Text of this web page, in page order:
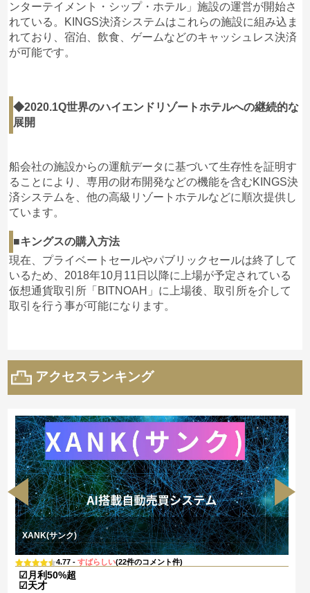
ンターテイメント・シップ・ホテル」施設の運営が開始さ
れている。KINGS決済システムはこれらの施設に組み込ま
れており、宿泊、飲食、ゲームなどのキャッシュレス決済
が可能です。
◆2020.1Q世界のハイエンドリゾートホテルへの継続的な
展開
船会社の施設からの運航データに基づいて生存性を証明す
ることにより、専用の財布開発などの機能を含むKINGS決
済システムを、他の高級リゾートホテルなどに順次提供し
ています。
■キングスの購入方法
現在、プライベートセールやパブリックセールは終了して
いるため、2018年10月11日以降に上場が予定されている
仮想通貨取引所「BITNOAH」に上場後、取引所を介して
取引を行う事が可能になります。
アクセスランキング
XANK(サンク)
4.77 - すばらしい(22件のコメント件)
☑月利50%超
☑天才